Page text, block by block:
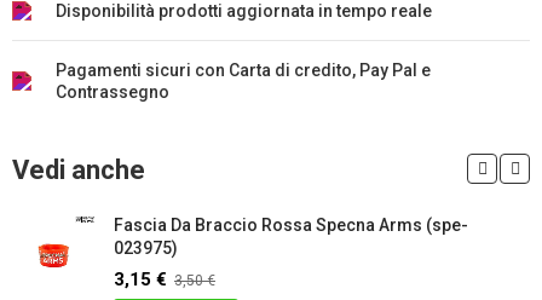
Disponibilità prodotti aggiornata in tempo reale
Pagamenti sicuri con Carta di credito, Pay Pal e
Contrassegno
Vedi anche
Fascia Da Braccio Rossa Specna Arms (spe-
023975)
3,15 € 3,50 €